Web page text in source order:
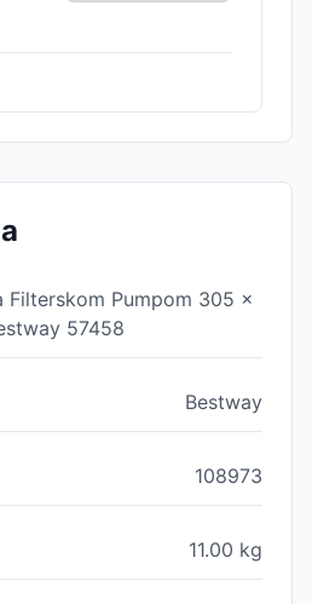
Filterskom Pumpom 305 x
57458
Bestway
108973
11.00 kg